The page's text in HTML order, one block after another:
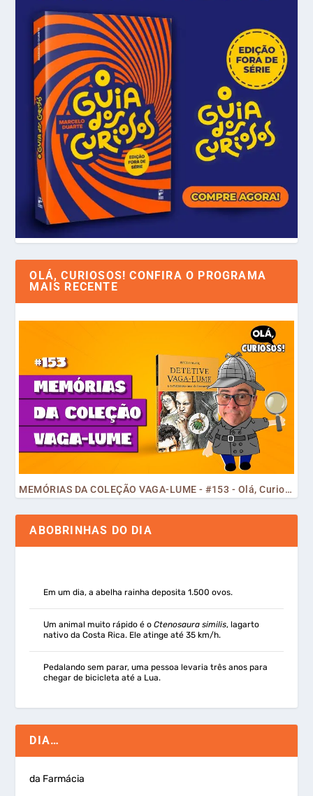
OLÁ, CURIOSOS! CONFIRA O PROGRAMA
MAIS RECENTE
MEMÓRIAS DA COLEÇÃO VAGA-LUME - #153 - Olá, Curiosos! 2023
ABOBRINHAS DO DIA
Em um dia, a abelha rainha deposita 1.500 ovos.
Um animal muito rápido é oCtenosaura similis, lagarto
nativo da Costa Rica. Ele atinge até 35 km/h.
Pedalando sem parar, uma pessoa levaria três anos para
chegar de bicicleta até a Lua.
DIA…
da Farmácia